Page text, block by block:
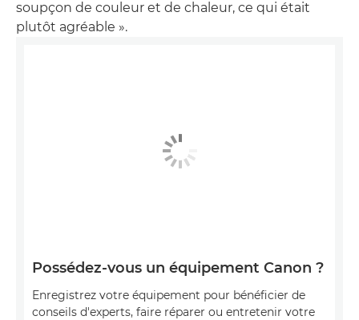
soupçon de couleur et de chaleur, ce qui était
plutôt agréable ».
Possédez-vous un équipement Canon ?
Enregistrez votre équipement pour bénéficier de
conseils d'experts, faire réparer ou entretenir votre